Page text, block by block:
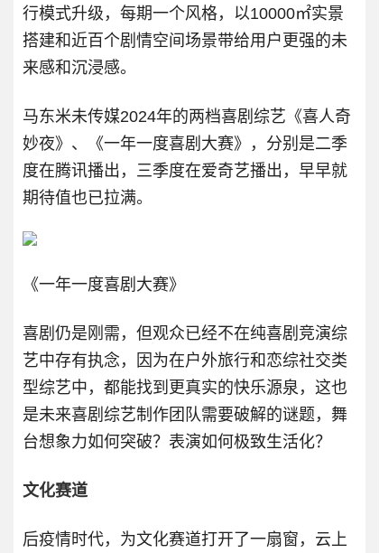
行模式升级，每期一个风格，以10000㎡实景
搭建和近百个剧情空间场景带给用户更强的未
来感和沉浸感。
马东米未传媒2024年的两档喜剧综艺《喜人奇
妙夜》、《一年一度喜剧大赛》，分别是二季
度在腾讯播出，三季度在爱奇艺播出，早早就
期待值也已拉满。
《一年一度喜剧大赛》
喜剧仍是刚需，但观众已经不在纯喜剧竞演综
艺中存有执念，因为在户外旅行和恋综社交类
型综艺中，都能找到更真实的快乐源泉，这也
是未来喜剧综艺制作团队需要破解的谜题，舞
台想象力如何突破？表演如何极致生活化？
文化赛道
后疫情时代，为文化赛道打开了一扇窗，云上